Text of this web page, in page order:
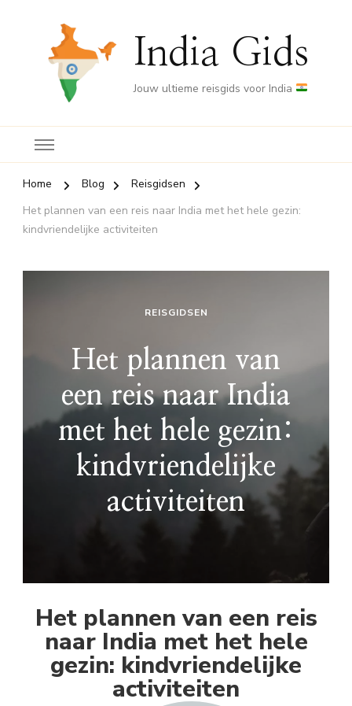
India Gids
Jouw ultieme reisgids voor India
Home Blog
Reisgidsen
Het plannen van een reis naar India met het hele gezin:
kindvriendelijke activiteiten
REISGIDSEN
Het plannen van
een reis naar India
met het hele gezin:
kindvriendelijke
activiteiten
Het plannen van een reis
naar India met het hele
gezin: kindvriendelijke
activiteiten